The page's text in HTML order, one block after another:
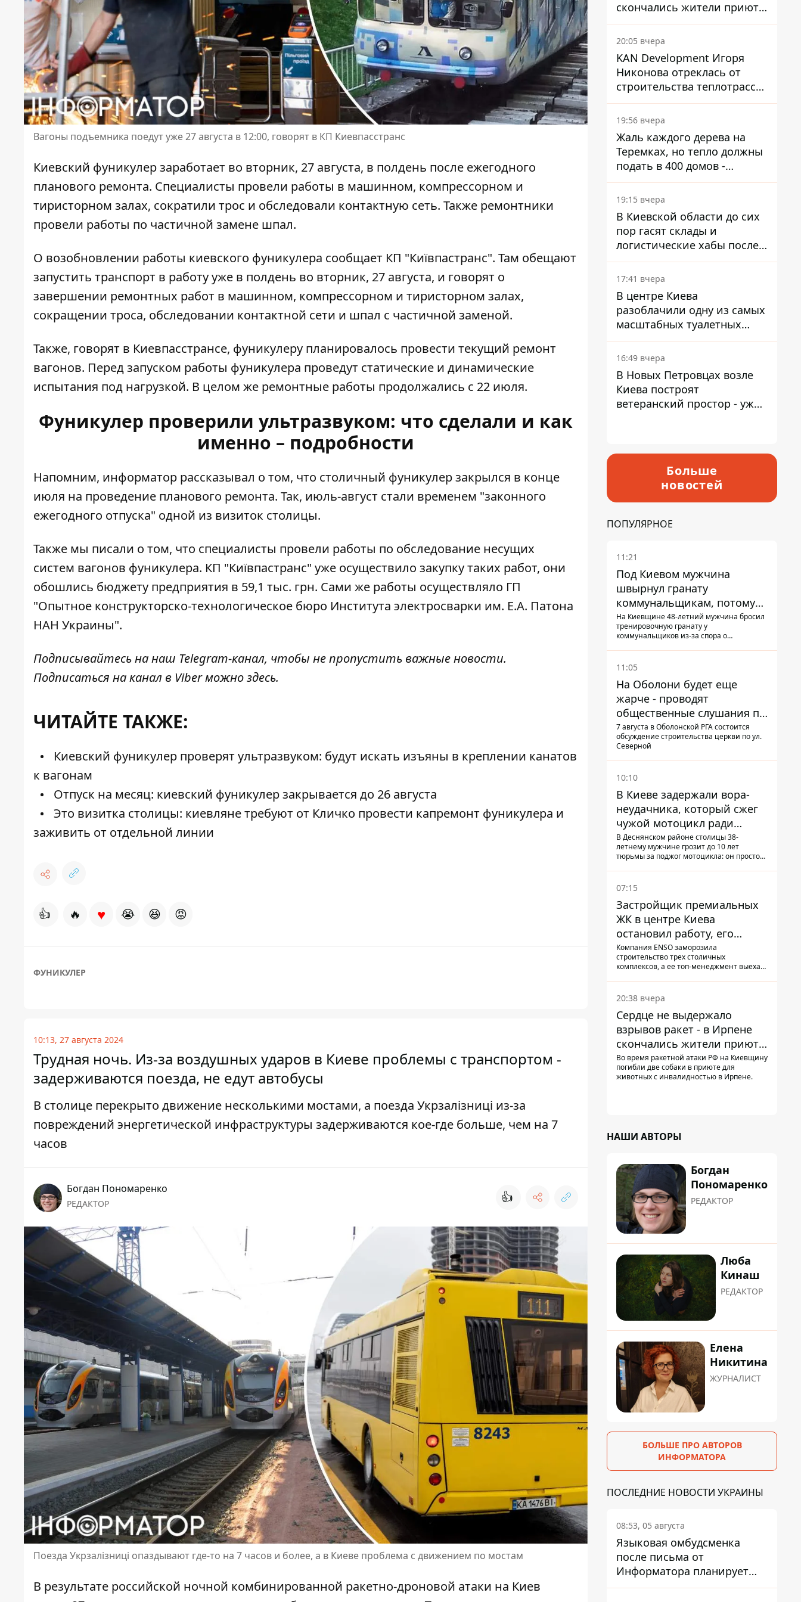
Вагоны подъемника поедут уже 27 августа в 12:00, говорят в КП Киевпасстранс
Киевский фуникулер заработает во вторник, 27 августа, в полдень после ежегодного
планового ремонта. Специалисты провели работы в машинном, компрессорном и
тиристорном залах, сократили трос и обследовали контактную сеть. Также ремонтники
провели работы по частичной замене шпал.
О возобновлении работы киевского фуникулера сообщает КП "Київпастранс". Там обещают
запустить транспорт в работу уже в полдень во вторник, 27 августа, и говорят о
завершении ремонтных работ в машинном, компрессорном и тиристорном залах,
сокращении троса, обследовании контактной сети и шпал с частичной заменой.
Также, говорят в Киевпасстрансе, фуникулеру планировалось провести текущий ремонт
вагонов. Перед запуском работы фуникулера проведут статические и динамические
испытания под нагрузкой. В целом же ремонтные работы продолжались с 22 июля.
Фуникулер проверили ультразвуком: что сделали и как
именно – подробности
Напомним, информатор рассказывал о том, что столичный фуникулер закрылся в конце
июля на проведение планового ремонта. Так, июль-август стали временем "законного
ежегодного отпуска" одной из визиток столицы.
Также мы писали о том, что специалисты провели работы по обследование несущих
систем вагонов фуникулера. КП "Київпастранс" уже осуществило закупку таких работ, они
обошлись бюджету предприятия в 59,1 тыс. грн. Сами же работы осуществляло ГП
"Опытное конструкторско-технологическое бюро Института электросварки им. Е.А. Патона
НАН Украины".
Подписывайтесь на наш Telegram-канал, чтобы не пропустить важные новости.
Подписаться на канал в Viber можноздесь.
ЧИТАЙТЕ ТАКЖЕ:
Киевский фуникулер проверят ультразвуком: будут искать изъяны в креплении канатов
к вагонам
Отпуск на месяц: киевский фуникулер закрывается до 26 августа
Это визитка столицы: киевляне требуют от Кличко провести капремонт фуникулера и
заживить от отдельной линии
👍 🔥 ♥ 😭 😆 😡
ФУНИКУЛЕР
10:13, 27 августа 2024
Трудная ночь. Из-за воздушных ударов в Киеве проблемы с транспортом -
задерживаются поезда, не едут автобусы
В столице перекрыто движение несколькими мостами, а поезда Укрзалізниці из-за
повреждений энергетической инфраструктуры задерживаются кое-где больше, чем на 7
часов
Богдан Пономаренко
РЕДАКТОР 👍
Поезда Укрзалізниці опаздывают где-то на 7 часов и более, а в Киеве проблема с движением по мостам
В результате российской ночной комбинированной ракетно-дроновой атаки на Киев
скончались жители приюта
для собак с инвалидностью
20:05 вчера
KAN Development Игоря
Никонова отреклась от
строительства теплотрассы
на Теремках
19:56 вчера
Жаль каждого дерева на
Теремках, но тепло должны
подать в 400 домов -
депутат Киевсовета
19:15 вчера
В Киевской области до сих
пор гасят склады и
логистические хабы после
прилетов ракет - ГСЧС
17:41 вчера
В центре Киева
разоблачили одну из самых
масштабных туалетных
схем с фиктивным домом
16:49 вчера
В Новых Петровцах возле
Киева построят
ветеранский простор - уже
Больше
новостей
ПОПУЛЯРНОЕ
11:21
Под Киевом мужчина
швырнул гранату
коммунальщикам, потому
что не хотел платить по
квитанциям
На Киевщине 48-летний мужчина бросил
тренировочную гранату у
коммунальщиков из-за спора о
11:05
На Оболони будет еще
жарче - проводят
общественные слушания по
поводу храма УГКЦ на
Северной
7 августа в Оболонской РГА состоится
обсуждение строительства церкви по ул.
Северной
10:10
В Киеве задержали вора-
неудачника, который сжег
чужой мотоцикл ради
содержимого багажника
В Деснянском районе столицы 38-
летнему мужчине грозит до 10 лет
тюрьмы за поджог мотоцикла: он просто
07:15
Застройщик премиальных
ЖК в центре Киева
остановил работу, его
руководители сбежали из
Украины - Bihus.info
Компания ENSO заморозила
строительство трех столичных
комплексов, а ее топ-менеджмент выехал
20:38 вчера
Сердце не выдержало
взрывов ракет - в Ирпене
скончались жители приюта
для собак с инвалидностью
Во время ракетной атаки РФ на Киевщину
погибли две собаки в приюте для
животных с инвалидностью в Ирпене.
НАШИ АВТОРЫ
Богдан
Пономаренко
РЕДАКТОР
Люба
Кинаш
РЕДАКТОР
Елена
Никитина
ЖУРНАЛИСТ
БОЛЬШЕ ПРО АВТОРОВ
ИНФОРМАТОРА
ПОСЛЕДНИЕ НОВОСТИ УКРАИНЫ
08:53, 05 августа
Языковая омбудсменка
после письма от
Информатора планирует
наказать компанию-